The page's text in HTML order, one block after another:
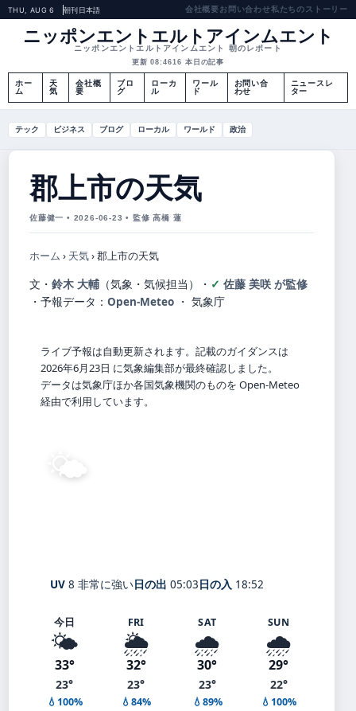
THU, AUG 6 朝刊日本語 会社概要お問い合わせ私たちのストーリー
ニッポンエントエルトアインムエント
ニッポンエントエルトアインムエント 朝のレポート
更新 08:4616 本日の記事
ホー
ム
天
気
会社概
要
ブロ
グ
ローカ
ル
ワール
ド
お問い合
わせ
ニュースレ
ター
テック ビジネス ブログ ローカル ワールド 政治
郡上市の天気
佐藤健一 • 2026-06-23 • 監修 高橋 蓮
ホーム › 天気›郡上市の天気
文・ 鈴木 大輔 （気象・気候担当） ・
佐藤 美咲 が監修
・ 予報データ： Open-Meteo ・ 気象庁
ライブ予報は自動更新されます。記載のガイダンスは
2026年6月23日 に気象編集部が最終確認しました。
データは気象庁ほか各国気象機関のものを Open-Meteo
経由で利用しています。
🌤️
UV 8 非常に強い日の出 05:03日の入 18:52
今日
🌤️
33°
23°
💧100%
FRI
🌦️
32°
23°
💧84%
SAT
🌧️
30°
23°
💧89%
SUN
🌧️
29°
22°
💧100%